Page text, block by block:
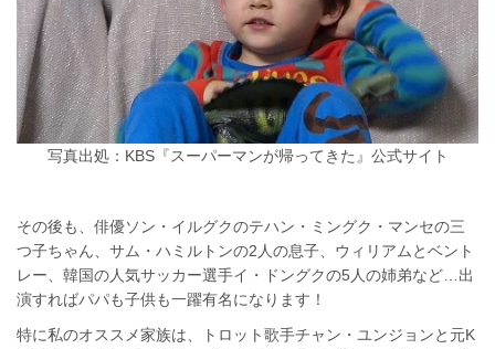
写真出処：KBS『スーパーマンが帰ってきた』公式サイト
その後も、俳優ソン・イルグクのテハン・ミングク・マンセの三
つ子ちゃん、サム・ハミルトンの2人の息子、ウィリアムとベント
レー、韓国の人気サッカー選手イ・ドングクの5人の姉弟など…出
演すればパパも子供も一躍有名になります！
特に私のオススメ家族は、トロット歌手チャン・ユンジョンと元K